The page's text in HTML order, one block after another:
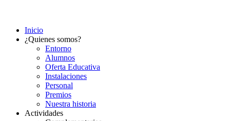
Inicio
¿Quienes somos?
Entorno
Alumnos
Oferta Educativa
Instalaciones
Personal
Premios
Nuestra historia
Actividades